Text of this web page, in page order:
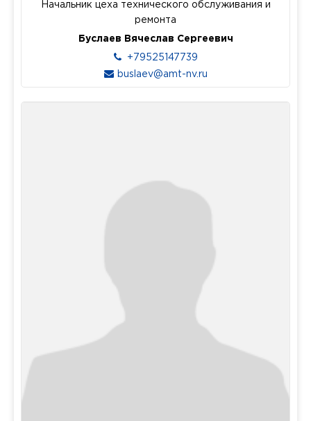
Начальник цеха технического обслуживания и
ремонта
Буслаев Вячеслав Сергеевич
+79525147739
buslaev@amt-nv.ru